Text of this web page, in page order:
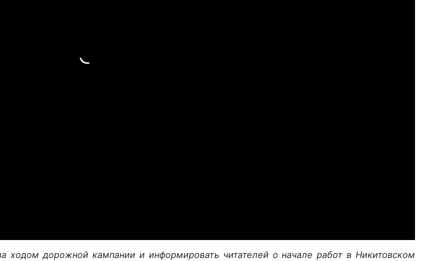
ходом дорожной кампании и информировать читателей о начале работ в Никитовском